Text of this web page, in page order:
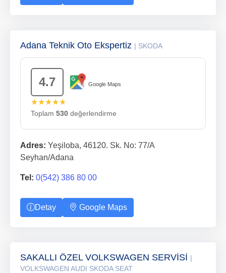
Adana Teknik Oto Ekspertiz | SKODA
4.7 Google Maps
★★★★★
Toplam 530 değerlendirme
Adres: Yeşiloba, 46120. Sk. No: 77/A
Seyhan/Adana
Tel: 0(542) 386 80 00
Detay Google Maps
SAKALLI ÖZEL VOLKSWAGEN SERVİSİ |
VOLKSWAGEN AUDI SKODA SEAT